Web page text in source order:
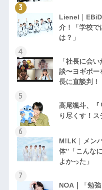
Lienel｜
介！「学校で
は？」
「社長に会
談〜ヨギボー
長に直談判！
高尾颯斗、『
り尽くす！ス
M!LK｜メン
体”「こんな
よかった」
NOA｜「勉